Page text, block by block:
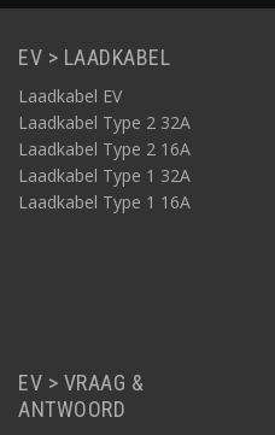
EV > LAADKABEL
Laadkabel EV
Laadkabel Type 2 32A
Laadkabel Type 2 16A
Laadkabel Type 1 32A
Laadkabel Type 1 16A
EV > VRAAG &
ANTWOORD